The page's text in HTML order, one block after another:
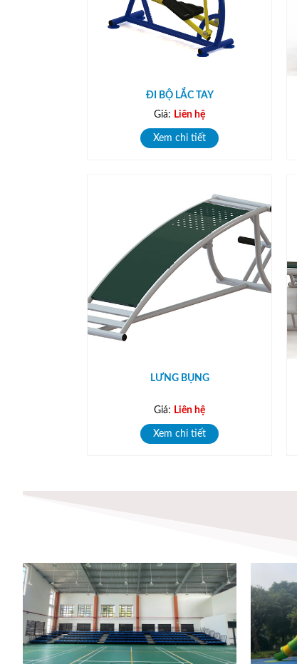
ĐI BỘ LẮC TAY
Giá: Liên hệ
Xem chi tiết
LƯNG BỤNG
Giá: Liên hệ
Xem chi tiết